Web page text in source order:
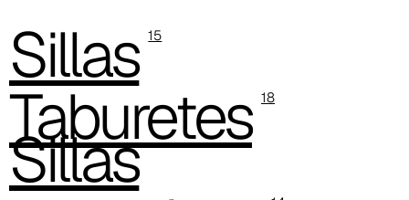
C 384
C 38M
C -38
C 38A
Sillas 15
Taburetes 18
Sillas